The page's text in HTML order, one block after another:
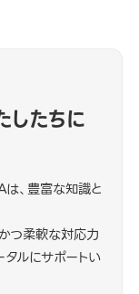
したちに
、豊富な知識と
つ柔軟な対応力
タルにサポートい